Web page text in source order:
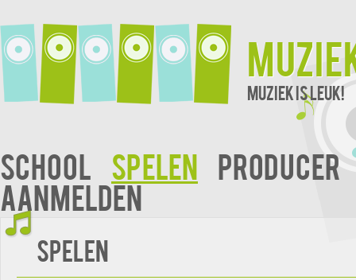
Muziek is leuk!
School Spelen Producer
Aanmelden
Spelen